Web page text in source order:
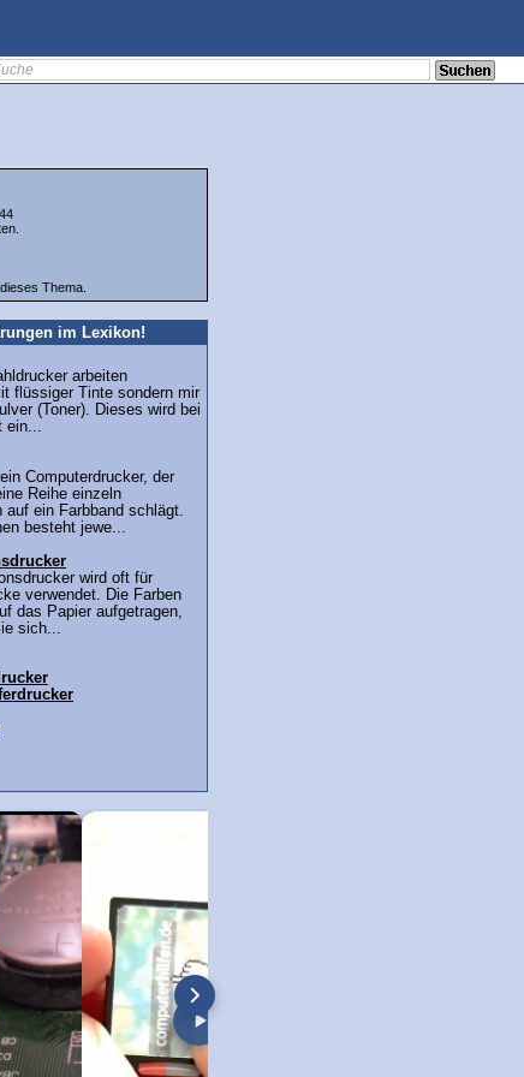
Thema.
im Lexikon!
arbeiten
flüssiger Tinte sondern mir
(Toner). Dieses wird bei
ein...
Computerdrucker, der
Reihe einzeln
auf ein Farbband schlägt.
besteht jewe...
wird oft für
verwendet. Die Farben
das Papier aufgetragen,
sich...